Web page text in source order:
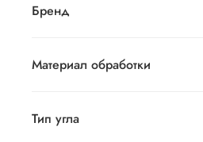
Бренд
Материал обработки
Тип угла